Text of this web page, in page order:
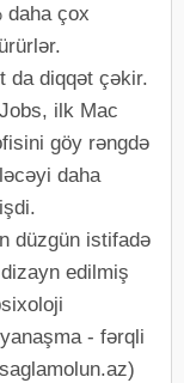
daha çox
da diqqət çəkir.
ilk Mac
göy rəngdə
daha
düzgün istifadə
edilmiş
- fərqli